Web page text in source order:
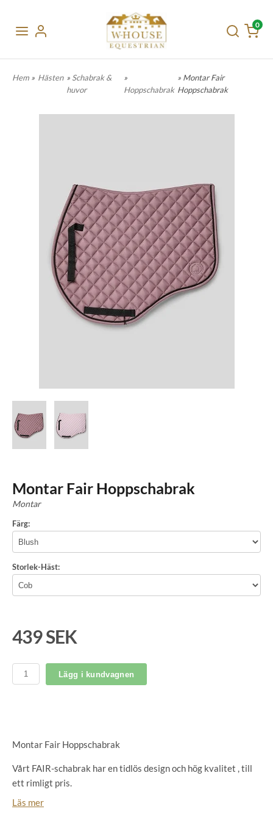
0
Hem » Hästen » Schabrak &
huvor
»
Hoppschabrak
» Montar Fair
Hoppschabrak
Montar Fair Hoppschabrak
Montar
Färg:
Storlek-Häst:
439 SEK
Lägg i kundvagnen
Montar Fair Hoppschabrak
Vårt FAIR-schabrak har en tidlös design och hög kvalitet , till
ett rimligt pris.
FAIR-schabraket är skapat för ryttaren som värdesätter ett
Läs mer